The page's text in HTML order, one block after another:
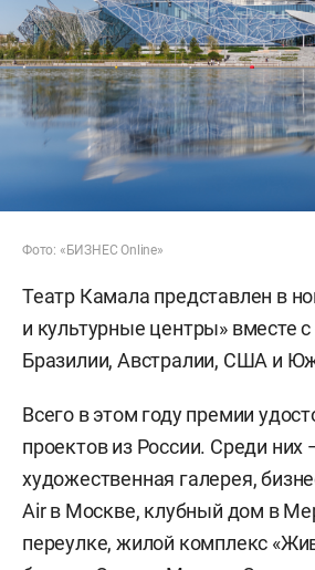
Фото: «БИЗНЕС Online»
Театр Камала представлен в
и культурные центры» вместе
Бразилии, Австралии, США и
Всего в этом году премии
проектов из России. Среди
художественная галерея,
Air в Москве, клубный дом в
переулке, жилой комплекс